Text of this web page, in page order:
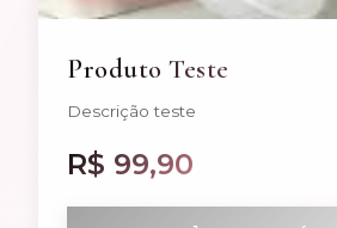
Produto Teste
Descrição teste
R$ 99,90